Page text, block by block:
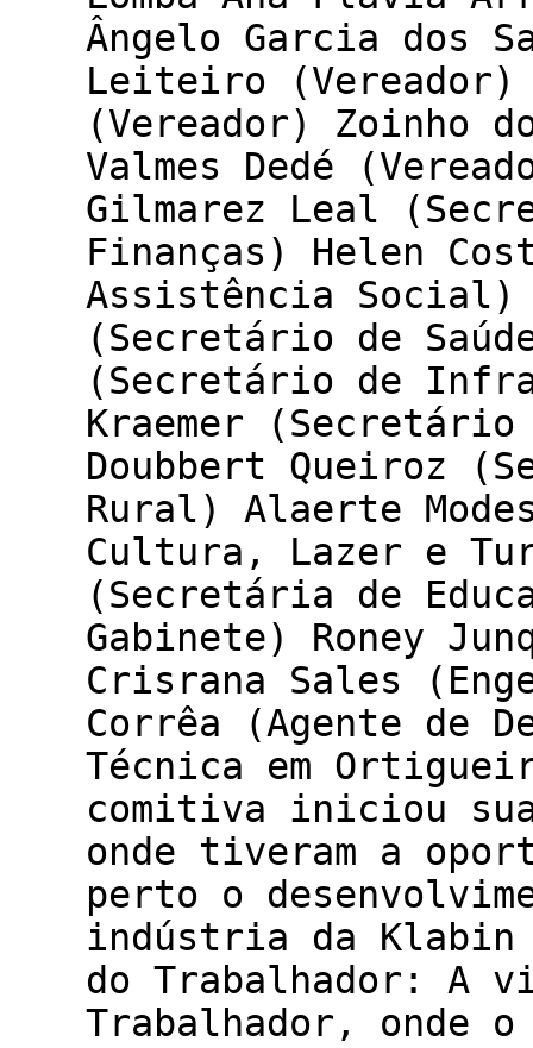
Ângelo Garcia dos
Leiteiro (Vereador)
(Vereador) Zoinho
Valmes Dedé
Gilmarez Leal
Finanças) Helen
Assistência Social)
(Secretário de
(Secretário de
Kraemer
Doubbert Queiroz
Rural) Alaerte
Cultura, Lazer e
(Secretária de
Gabinete) Roney
Crisrana Sales
Corrêa (Agente de
Técnica em
comitiva iniciou
onde tiveram a
perto o
indústria da Klabin
do Trabalhador: A
Trabalhador, onde